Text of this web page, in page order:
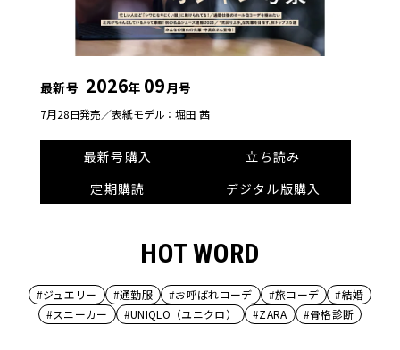
最新号 2026年 09月号
7月28日発売／表紙モデル：堀田 茜
最新号購入
立ち読み
定期購読
デジタル版購入
HOT WORD
#ジュエリー #通勤服 #お呼ばれコーデ #旅コーデ
#結婚
#スニーカー
#UNIQLO（ユニクロ） #ZARA #骨格診断